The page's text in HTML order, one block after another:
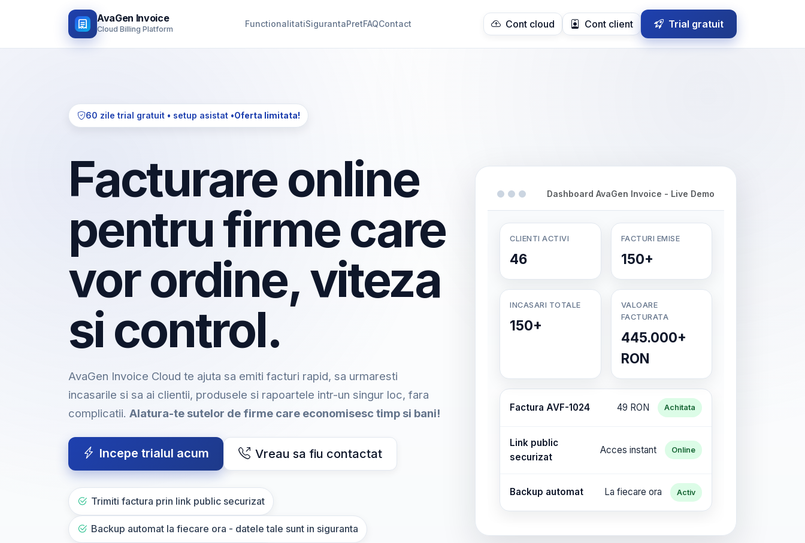
AvaGen Invoice
Cloud Billing Platform FunctionalitatiSigurantaPretFAQContact Cont cloud Cont client Trial gratuit
60 zile trial gratuit • setup asistat •Oferta limitata!
Facturare online
pentru firme care
vor ordine, viteza
si control.
AvaGen Invoice Cloud te ajuta sa emiti facturi rapid, sa urmaresti
incasarile si sa ai clientii, produsele si rapoartele intr-un singur loc, fara
complicatii. Alatura-te sutelor de firme care economisesc timp si bani!
Incepe trialul acum Vreau sa fiu contactat
Trimiti factura prin link public securizat
Backup automat la fiecare ora - datele tale sunt in siguranta
Dashboard AvaGen Invoice - Live Demo
CLIENTI ACTIVI
46
FACTURI EMISE
150+
INCASARI TOTALE
150+
VALOARE
FACTURATA
445.000+
RON
Factura AVF-1024 49 RON Achitata
Link public
securizat
Acces instant Online
Backup automat La fiecare ora Activ